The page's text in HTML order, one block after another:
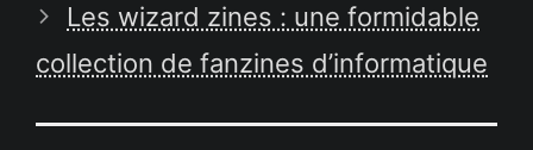
Les wizard zines : une formidable
collection de fanzines d’informatique